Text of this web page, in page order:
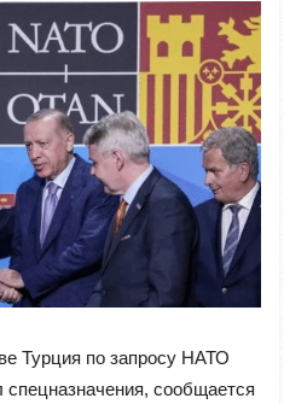
Турция по запросу НАТО
спецназначения, сообщается